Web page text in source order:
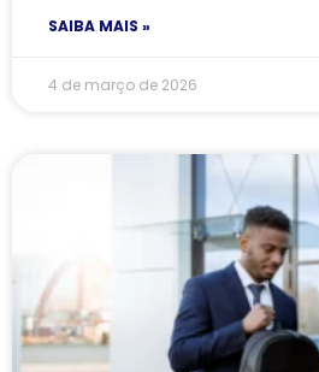
SAIBA MAIS »
4 de março de 2026